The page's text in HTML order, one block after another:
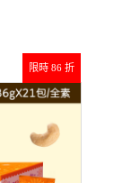
限時 86 折